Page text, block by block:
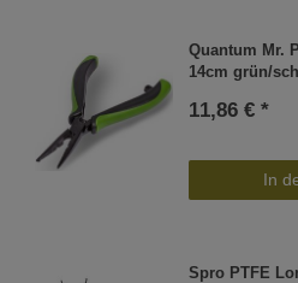
Quantum Mr.
14cm grün/
11,86 € *
In
Spro PTFE